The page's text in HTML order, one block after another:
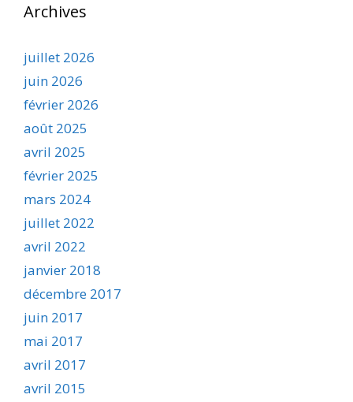
Archives
juillet 2026
juin 2026
février 2026
août 2025
avril 2025
février 2025
mars 2024
juillet 2022
avril 2022
janvier 2018
décembre 2017
juin 2017
mai 2017
avril 2017
avril 2015